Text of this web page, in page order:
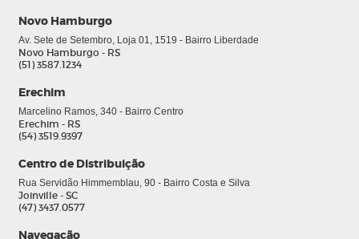
Novo Hamburgo
Av. Sete de Setembro, Loja 01, 1519 - Bairro Liberdade
Novo Hamburgo - RS
(51) 3587.1234
Erechim
Marcelino Ramos, 340 - Bairro Centro
Erechim - RS
(54) 3519.9397
Centro de Distribuição
Rua Servidão Himmemblau, 90 - Bairro Costa e Silva
Joinville - SC
(47) 3437.0577
Navegação